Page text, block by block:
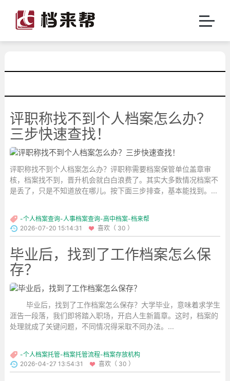
评职称找不到个人档案怎么办？
三步快速查找！
评职称找不到个人档案怎么办？评职称需要档案保管单位盖章审
核，档案找不到，晋升机会就白白浪费了。其实大多数情况档案不
是丢了，只是不知道放在哪儿。按下面三步排查，基本能找到。...
-个人档案查询-人事档案查询-高中档案-档来帮
2026-07-20 15:14:31
喜欢（ 30 ）
毕业后，找到了工作档案怎么保
存？
毕业后，找到了工作档案怎么保存？大学毕业，意味着求学生
涯告一段落，我们即将踏入职场，开启人生新篇章。这时，档案的
处理就成了关键问题，不同情况得采取不同办法。...
-个人档案托管-档案托管流程-档案存放机构
2026-04-27 13:54:31
喜欢（ 30 ）